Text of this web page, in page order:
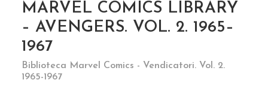
MARVEL COMICS LIBRARY
– AVENGERS. VOL. 2. 1965–
1967
Biblioteca Marvel Comics - Vendicatori. Vol. 2.
1965-1967